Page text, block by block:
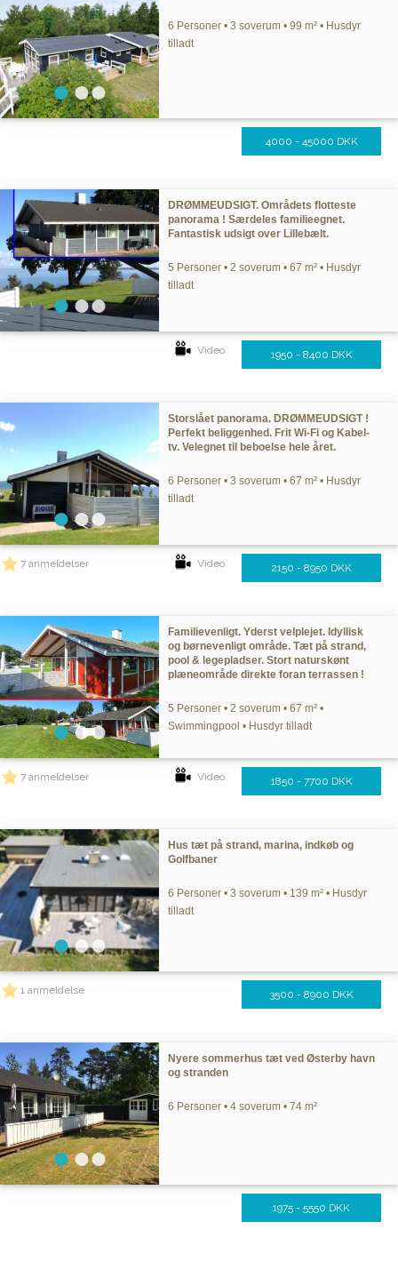
6 Personer • 3 soverum • 99 m² • Husdyr
tilladt
4000 - 45000 DKK
DRØMMEUDSIGT. Områdets flotteste
panorama ! Særdeles familieegnet.
Fantastisk udsigt over Lillebælt.
5 Personer • 2 soverum • 67 m² • Husdyr
tilladt
Video 1950 - 8400 DKK
Storslået panorama. DRØMMEUDSIGT !
Perfekt beliggenhed. Frit Wi-Fi og Kabel-
tv. Velegnet til beboelse hele året.
6 Personer • 3 soverum • 67 m² • Husdyr
tilladt
7 anmeldelser Video 2150 - 8950 DKK
Familievenligt. Yderst velplejet. Idyllisk
og børnevenligt område. Tæt på strand,
pool & legepladser. Stort naturskønt
plæneområde direkte foran terrassen !
5 Personer • 2 soverum • 67 m² •
Swimmingpool • Husdyr tilladt
7 anmeldelser Video 1850 - 7700 DKK
Hus tæt på strand, marina, indkøb og
Golfbaner
6 Personer • 3 soverum • 139 m² • Husdyr
tilladt
1 anmeldelse 3500 - 8900 DKK
Nyere sommerhus tæt ved Østerby havn
og stranden
6 Personer • 4 soverum • 74 m²
1975 - 5550 DKK